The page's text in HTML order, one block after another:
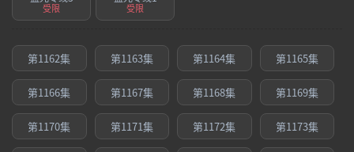
受限 受限
第1162集 第1163集 第1164集 第1165集
第1166集 第1167集 第1168集 第1169集
第1170集 第1171集 第1172集 第1173集